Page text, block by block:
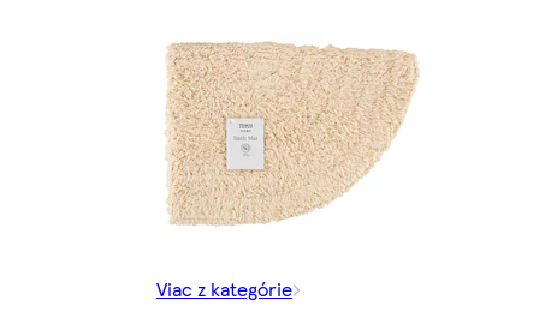
Viac z kategórie